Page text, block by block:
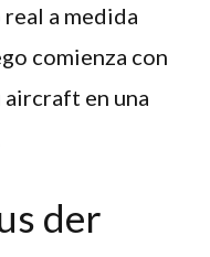
a medida
comienza con
aircraft en una
der